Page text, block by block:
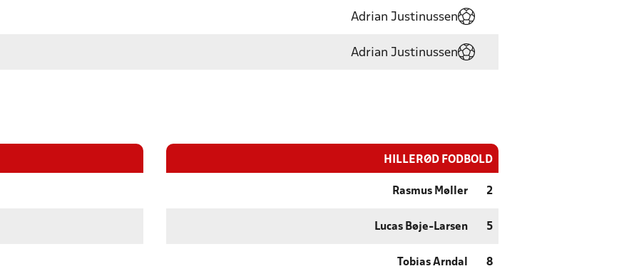
Adrian Justinussen
Adrian Justinussen
HILLERØD FODBOLD
Rasmus Møller 2
Lucas Bøje-Larsen 5
Tobias Arndal 8